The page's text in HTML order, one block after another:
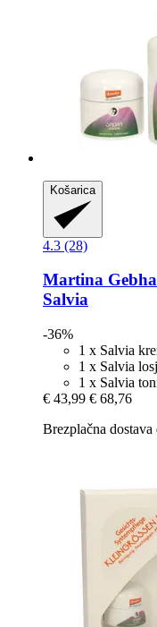
Košarica
4.3 (28)
Martina
Salvia
-36%
1 x Salvia
1 x Salvia
1 x Salvia
€ 43,99 € 68,76
Brezplačna dostava